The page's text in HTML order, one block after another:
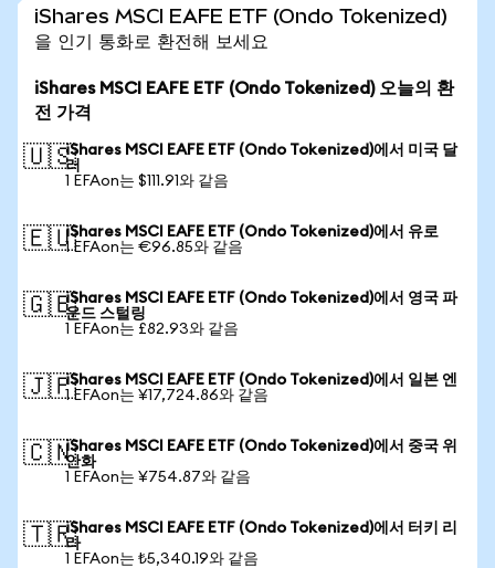
iShares MSCI EAFE ETF (Ondo Tokenized)
을 인기 통화로 환전해 보세요
iShares MSCI EAFE ETF (Ondo Tokenized) 오늘의 환
전 가격
🇺🇸iShares MSCI EAFE ETF (Ondo Tokenized)에서 미국 달
러
1 EFAon는 $111.91와 같음
🇪🇺iShares MSCI EAFE ETF (Ondo Tokenized)에서 유로
1 EFAon는 €96.85와 같음
🇬🇧iShares MSCI EAFE ETF (Ondo Tokenized)에서 영국 파
운드 스털링
1 EFAon는 £82.93와 같음
🇯🇵iShares MSCI EAFE ETF (Ondo Tokenized)에서 일본 엔
1 EFAon는 ¥17,724.86와 같음
🇨🇳iShares MSCI EAFE ETF (Ondo Tokenized)에서 중국 위
안화
1 EFAon는 ¥754.87와 같음
🇹🇷iShares MSCI EAFE ETF (Ondo Tokenized)에서 터키 리
라
1 EFAon는 ₺5,340.19와 같음